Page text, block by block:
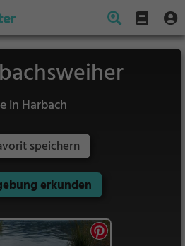
in Harbach
speichern
erkunden